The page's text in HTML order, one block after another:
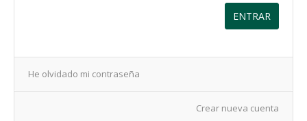
ENTRAR
He olvidado mi contraseña
Crear nueva cuenta